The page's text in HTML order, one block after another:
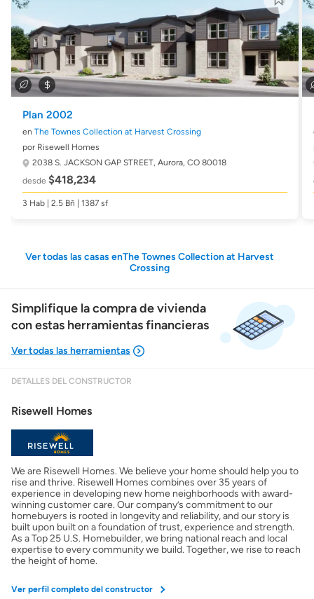
Plan 2002
en The Townes Collection at Harvest Crossing
por Risewell Homes
2038 S. JACKSON GAP STREET, Aurora, CO 80018
desde $418,234
3 Hab | 2.5 Bñ | 1387 sf
Ver todas las casas enThe Townes Collection at Harvest
Crossing
Simplifique la compra de vivienda
con estas herramientas financieras
Obtener mi puntaje de crédito
Calcular mi hipoteca
Obtener Aprobación Previa
Preparar mi casa para la venta
DETALLES DEL CONSTRUCTOR
Risewell Homes
We are Risewell Homes. We believe your home should help you to
rise and thrive. Risewell Homes combines over 35 years of
experience in developing new home neighborhoods with award-
winning customer care. Our company’s commitment to our
homebuyers is rooted in longevity and reliability, and our story is
built upon built on a foundation of trust, experience and strength.
As a Top 25 U.S. Homebuilder, we bring national reach and local
expertise to every community we build. Together, we rise to reach
the height of home.
Ver perfil completo del constructor